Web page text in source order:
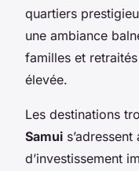
quartiers
une ambiance
familles et
élevée.
Les destinations
Samui
d’investissement